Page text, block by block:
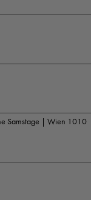
Samstage | Wien 1010